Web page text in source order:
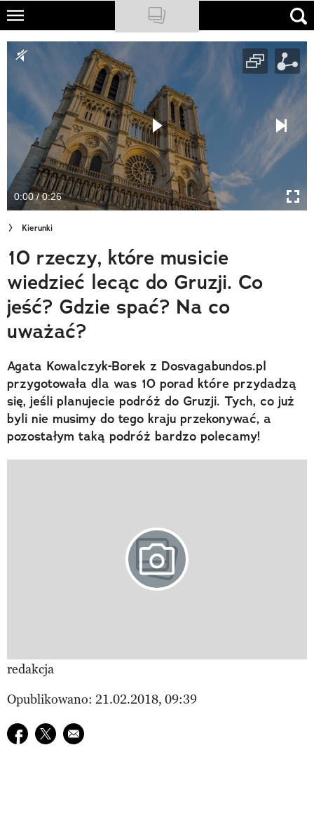
Skip
main
NATIONAL GEOGRAPHIC
PODCASTY
Sklep
Newsletter
Cuda Polski
Wielki Konkurs Fotograficzny
Trendbook Podróżniczy
Polecane
0:00 / 0:26
Kierunki
10 rzeczy, które musicie
wiedzieć lecąc do Gruzji. Co
jeść? Gdzie spać? Na co
uważać?
Agata Kowalczyk-Borek z Dosvagabundos.pl
przygotowała dla was 10 porad które przydadzą
się, jeśli planujecie podróż do Gruzji. Tych, co już
byli nie musimy do tego kraju przekonywać, a
pozostałym taką podróż bardzo polecamy!
redakcja
Opublikowano: 21.02.2018, 09:39
Udostępnij na facebook
Udostępnij na twitter
E-mail do przyjaciela